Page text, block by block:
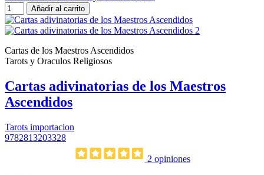
Añadir al carrito
Cartas de los Maestros Ascendidos
Tarots y Oraculos Religiosos
Cartas adivinatorias de los Maestros
Ascendidos
Tarots importacion
9782813203328
2 opiniones